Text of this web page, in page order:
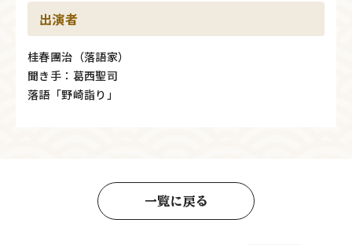
出演者
桂春團治（落語家）
聞き手：葛西聖司
落語「野崎詣り」
一覧に戻る